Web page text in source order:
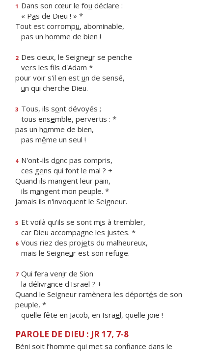
1 Dans son cœur le fou déclare :
« Pas de Dieu ! » *
Tout est corrompu, abominable,
pas un homme de bien !
2 Des cieux, le Seigneur se penche
vers les fils d'Adam *
pour voir s'il en est un de sensé,
un qui cherche Dieu.
3 Tous, ils sont dévoyés ;
tous ensemble, pervertis : *
pas un homme de bien,
pas même un seul !
4 N'ont-ils donc pas compris,
ces gens qui font le mal ? +
Quand ils mangent leur pain,
ils mangent mon peuple. *
Jamais ils n'invoquent le Seigneur.
5 Et voilà qu'ils se sont mis à trembler,
car Dieu accompagne les justes. *
6 Vous riez des projets du malheureux,
mais le Seigneur est son refuge.
7 Qui fera venir de Sion
la délivrance d'Israël ? +
Quand le Seigneur ramènera les déportés de son
peuple, *
quelle fête en Jacob, en Israël, quelle joie !
PAROLE DE DIEU : JR 17, 7-8
Béni soit l’homme qui met sa confiance dans le